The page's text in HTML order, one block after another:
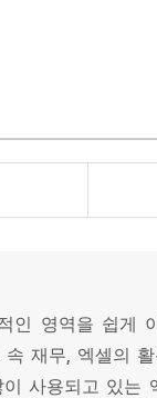
인 영역을 쉽게
속 재무, 엑셀의
사용되고 있는